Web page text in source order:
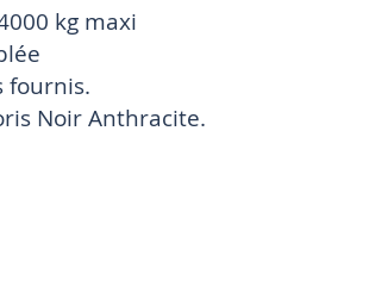
kg maxi
fournis.
Noir Anthracite.